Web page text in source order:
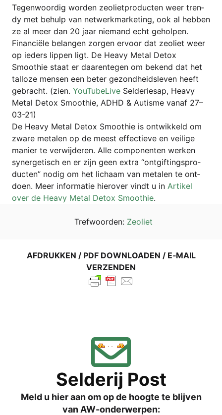
Tegenwo­or­dig wor­den zeo­liet­pro­duc­ten weer tren­
dy met behulp van net­werk­mar­ke­ting, ook al heb­ben
ze al meer dan 20 jaar nie­mand echt gehol­pen.
Finan­cië­le belan­gen zor­gen ervo­or dat zeo­liet weer
op ieders lip­pen ligt. De Hea­vy Metal Detox
Smoothie staat er daa­ren­te­gen om bekend dat het
tal­lo­ze men­sen een beter gezond­heids­le­ven heeft
gebracht. (zien. You­Tube­Li­ve Sel­de­rie­sap, Hea­vy
Metal Detox Smoothie, ADHD & Autis­me van­af 27–
03-21)
De Hea­vy Metal Detox Smoothie is ont­wik­keld om
zwa­re meta­len op de meest effec­tie­ve en vei­li­ge
manier te ver­wij­de­ren. Alle com­po­nen­ten wer­ken
syn­er­ge­tisch en er zijn geen extra “ont­gif­tingspro­
duc­ten” nodig om het lichaam van meta­len te ont­
doen. Meer infor­ma­tie hiero­ver vindt u in Arti­kel
over de Hea­vy Metal Detox Smoothie.
Tref­wo­or­den: Zeo­liet
AFDRUK­KEN / PDF DOWN­LOA­DEN / E‑MAIL
VERZENDEN
Sel­de­rij Post
Meld u hier aan om op de hoog­te te blij­ven
van AW-onderwerpen: